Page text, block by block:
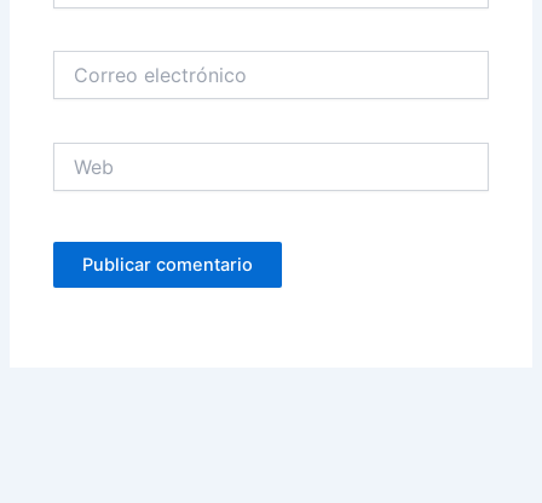
electrónico